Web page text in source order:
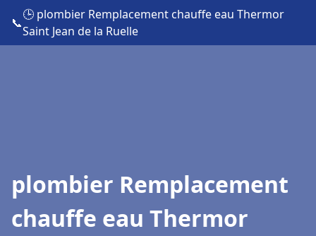
📞
🕒 plombier Remplacement chauffe eau Thermor
Saint Jean de la Ruelle
plombier Remplacement
chauffe eau Thermor